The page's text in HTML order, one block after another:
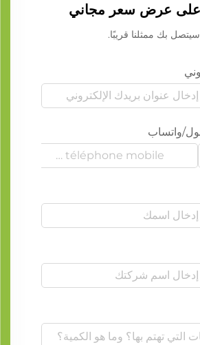
عرض سعر مجاني
سيتصل بك ممثلنا قريبًا.
واتساب